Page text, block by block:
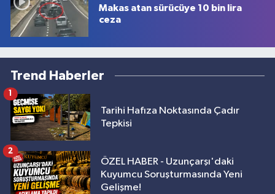
Makas atan sürücüye 10 bin lira
ceza
Trend Haberler
Tarihi Hafıza Noktasında Çadır
Tepkisi
1
ÖZEL HABER - Uzunçarşı'daki
Kuyumcu Soruşturmasında Yeni
Gelişme!
2